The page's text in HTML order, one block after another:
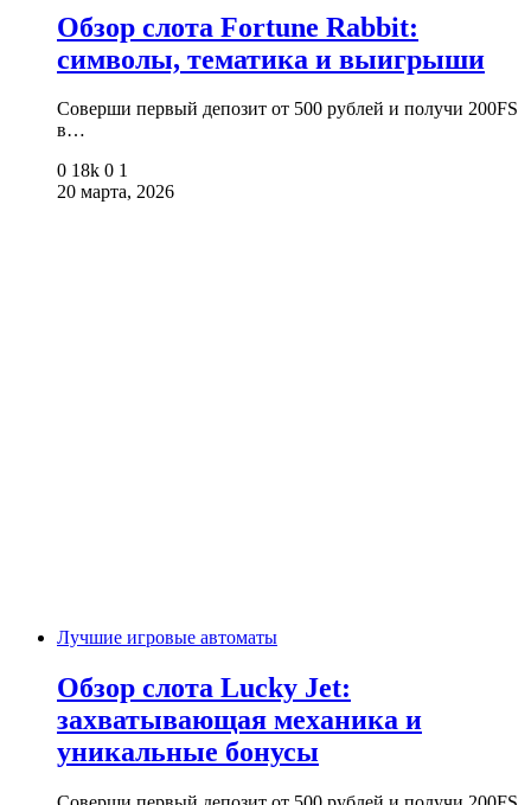
Обзор слота Fortune Rabbit:
символы, тематика и выигрыши
Соверши первый депозит от 500 рублей и получи 200FS
в…
0 18k 0 1
20 марта, 2026
Лучшие игровые автоматы
Обзор слота Lucky Jet:
захватывающая механика и
уникальные бонусы